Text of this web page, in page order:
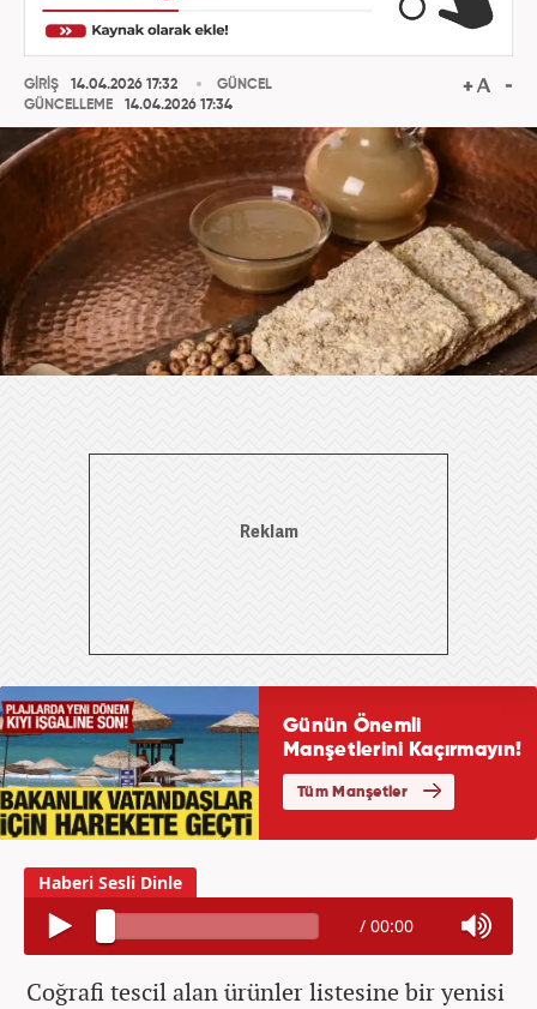
GİRİŞ
14.04.2026 17:32
GÜNCELLEME
14.04.2026 17:34
GÜNCEL
/ 00:00
Coğrafi tescil alan ürünler listesine bir yenisi